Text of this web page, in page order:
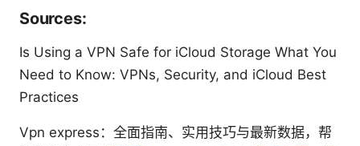
Sources:
Is Using a VPN Safe for iCloud Storage What You
Need to Know: VPNs, Security, and iCloud Best
Practices
Vpn express：全面指南、实用技巧与最新数据，帮